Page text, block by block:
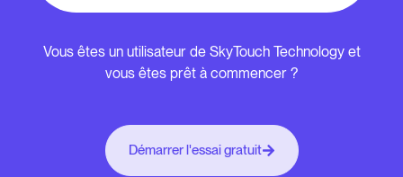
Vous êtes un utilisateur de SkyTouch Technology et
vous êtes prêt à commencer ?
Démarrer l'essai gratuit